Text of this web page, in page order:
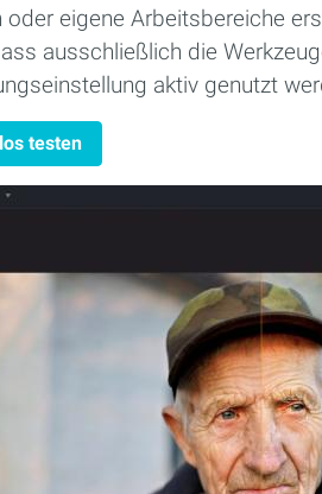
eigene Arbeitsbereiche
ausschließlich die
aktiv genutzt
testen